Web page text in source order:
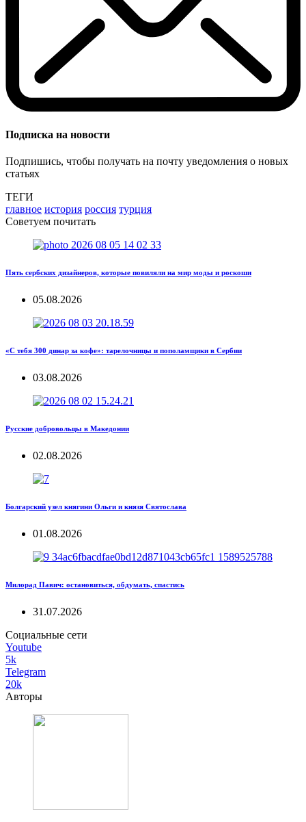
Подписка на новости
Подпишись, чтобы получать на почту уведомления о новых
статьях
ТЕГИ
главное история россия турция
Советуем почитать
Пять сербских дизайнеров, которые повиляли на мир моды и роскоши
05.08.2026
«С тебя 300 динар за кофе»: тарелочницы и пополамщики в Сербии
03.08.2026
Русские добровольцы в Македонии
02.08.2026
Болгарский узел княгини Ольги и князя Святослава
01.08.2026
Милорад Павич: остановиться, обдумать, спастись
31.07.2026
Социальные сети
Youtube
5k
Telegram
20k
Авторы